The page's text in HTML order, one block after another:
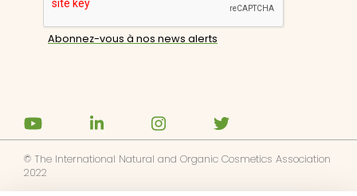
© The International Natural and Organic Cosmetics Association
2022